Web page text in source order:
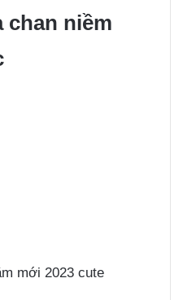
chan niềm
mới 2023 cute